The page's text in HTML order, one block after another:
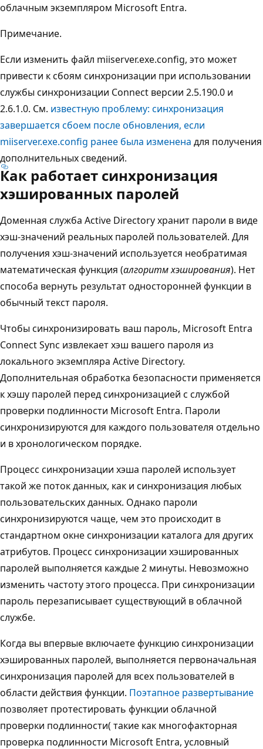
облачным экземпляром Microsoft Entra.
Примечание.
Если изменить файл miiserver.exe.config, это может
привести к сбоям синхронизации при использовании
службы синхронизации Connect версии 2.5.190.0 и
2.6.1.0. См. известную проблему: синхронизация
завершается сбоем после обновления, если
miiserver.exe.config ранее была изменена для получения
дополнительных сведений.
Как работает синхронизация
хэшированных паролей
Доменная служба Active Directory хранит пароли в виде
хэш-значений реальных паролей пользователей. Для
получения хэш-значений используется необратимая
математическая функция (алгоритм хэширования). Нет
способа вернуть результат односторонней функции в
обычный текст пароля.
Чтобы синхронизировать ваш пароль, Microsoft Entra
Connect Sync извлекает хэш вашего пароля из
локального экземпляра Active Directory.
Дополнительная обработка безопасности применяется
к хэшу паролей перед синхронизацией с службой
проверки подлинности Microsoft Entra. Пароли
синхронизируются для каждого пользователя отдельно
и в хронологическом порядке.
Процесс синхронизации хэша паролей использует
такой же поток данных, как и синхронизация любых
пользовательских данных. Однако пароли
синхронизируются чаще, чем это происходит в
стандартном окне синхронизации каталога для других
атрибутов. Процесс синхронизации хэшированных
паролей выполняется каждые 2 минуты. Невозможно
изменить частоту этого процесса. При синхронизации
пароль перезаписывает существующий в облачной
службе.
Когда вы впервые включаете функцию синхронизации
хэшированных паролей, выполняется первоначальная
синхронизация паролей для всех пользователей в
области действия функции. Поэтапное развертывание
позволяет протестировать функции облачной
проверки подлинности( такие как многофакторная
проверка подлинности Microsoft Entra, условный